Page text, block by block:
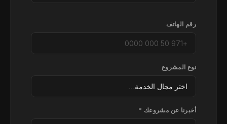
رقم الهاتف
نوع المشروع
أخبرنا عن مشروعك *